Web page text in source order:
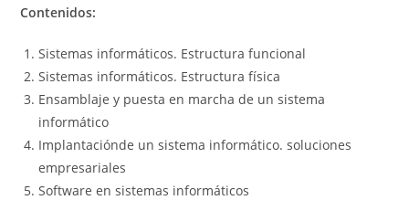
Contenidos:
Sistemas informáticos. Estructura funcional
Sistemas informáticos. Estructura física
Ensamblaje y puesta en marcha de un sistema
informático
Implantaciónde un sistema informático. soluciones
empresariales
Software en sistemas informáticos